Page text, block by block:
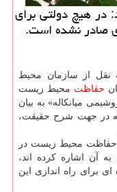
در هیچ دولتی برای
صادر نشده است.
نقل از سازمان محیط
حفاظت محیط زیست
میانکاله» به بیان
که در جهت شرح حقیقت،
حفاظت محیط زیست در
آن اشاره کرده اند،
برای راه اندازی این